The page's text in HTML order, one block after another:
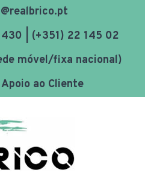
| (+351) 22 145 02
móvel/fixa nacional)
Apoio ao Cliente